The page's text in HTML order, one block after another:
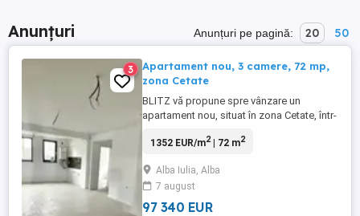
Anunțuri Anunțuri pe pagină: 20 50
3
Apartament nou, 3 camere, 72 mp,
zona Cetate
BLITZ vă propune spre vânzare un
apartament nou, situat în zona Cetate, într-
poziționat. Proprietatea este compusă
space, două dormitoare confortabile,
baie, balcon și boxă la demisol – ideală
pentru depozitare. Apartamentul ...
1352 EUR/m2| 72 m2
Alba Iulia, Alba
7 august
97 340 EUR